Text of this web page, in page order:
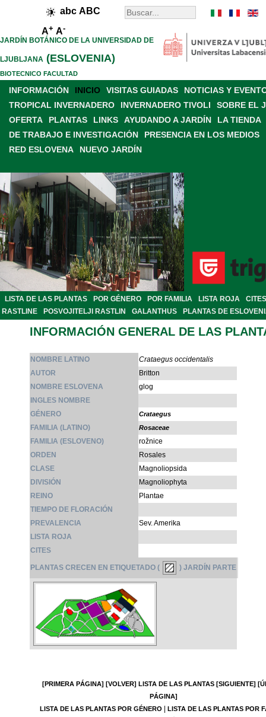
abc ABC
A+ A-
JARDÍN BOTÁNICO DE LA UNIVERSIDAD DE
LJUBLJANA (ESLOVENIA)
BIOTECNICO FACULTAD
INFORMACIÓN INICIO VISITAS GUIADAS
NOTICIAS Y
TROPICAL INVERNADERO
INVERNADERO TIVOLI
SOBRE EL
OFERTA
PLANTAS LINKS AYUDANDO A JARDÍN
LA TIENDA
DE TRABAJO E INVESTIGACIÓN
PRESENCIA EN LOS MEDIOS
RED ESLOVENA
NUEVO JARDÍN
LISTA DE LAS PLANTAS POR GÉNERO POR FAMILIA LISTA ROJA
CITES
RASTLINE
POSVOJITELJI RASTLIN GALANTHUS PLANTAS DE
INFORMACIÓN GENERAL DE LAS
NOMBRE LATINO
Crataegus occidentalis
AUTOR
Britton
NOMBRE ESLOVENA
glog
INGLES NOMBRE
GÉNERO
Crataegus
FAMILIA (LATINO) Rosaceae
FAMILIA (ESLOVENO)
rožnice
ORDEN
Rosales
CLASE
Magnoliopsida
DIVISIÓN
Magnoliophyta
REINO
Plantae
TIEMPO DE FLORACIÓN
PREVALENCIA
Sev. Amerika
LISTA ROJA
CITES
PLANTAS CRECEN EN ETIQUETADO ( ) JARDÍN PARTE
[PRIMERA PÁGINA] [VOLVER] LISTA DE LAS PLANTAS [SIGUIENTE]
PÁGINA]
LISTA DE LAS PLANTAS POR GÉNERO
LISTA DE LAS PLANTAS POR